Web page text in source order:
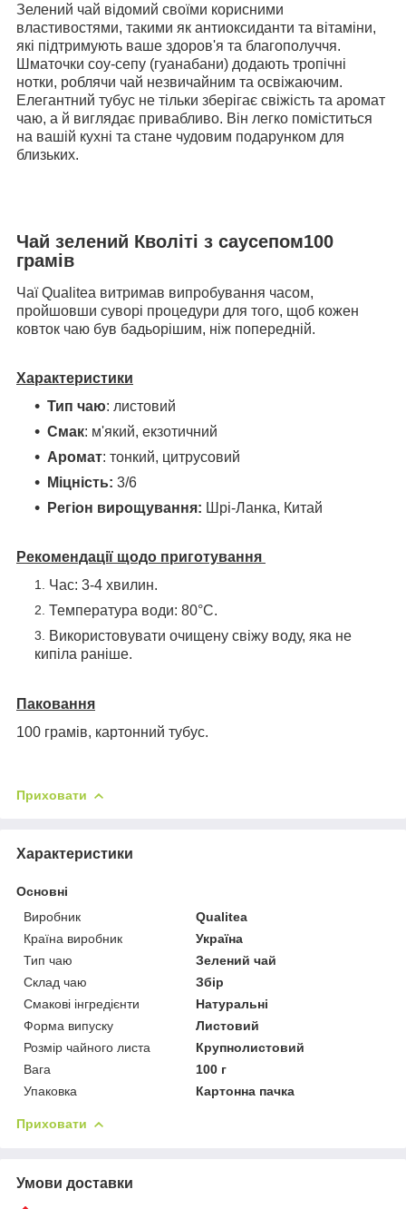
Зелений чай відомий своїми корисними
властивостями, такими як антиоксиданти та вітаміни,
які підтримують ваше здоров'я та благополуччя.
Шматочки соу-сепу (гуанабани) додають тропічні
нотки, роблячи чай незвичайним та освіжаючим.
Елегантний тубус не тільки зберігає свіжість та аромат
чаю, а й виглядає привабливо. Він легко поміститься
на вашій кухні та стане чудовим подарунком для
близьких.
Чай зелений Кволіті з саусепом100
грамів
Чаї Qualitea витримав випробування часом,
пройшовши суворі процедури для того, щоб кожен
ковток чаю був бадьорішим, ніж попередній.
Характеристики
Тип чаю: листовий
Смак: м'який, екзотичний
Аромат: тонкий, цитрусовий
Міцність: 3/6
Регіон вирощування: Шрі-Ланка, Китай
Рекомендації щодо приготування
Час: 3-4 хвилин.
Температура води: 80°С.
Використовувати очищену свіжу воду, яка не
кипіла раніше.
Паковання
100 грамів, картонний тубус.
Приховати
Характеристики
Основні
Виробник
Qualitea
Країна виробник
Україна
Тип чаю
Зелений чай
Склад чаю
Збір
Смакові інгредієнти
Натуральні
Форма випуску
Листовий
Розмір чайного листа
Крупнолистовий
Вага
100 г
Упаковка
Картонна пачка
Приховати
Умови доставки